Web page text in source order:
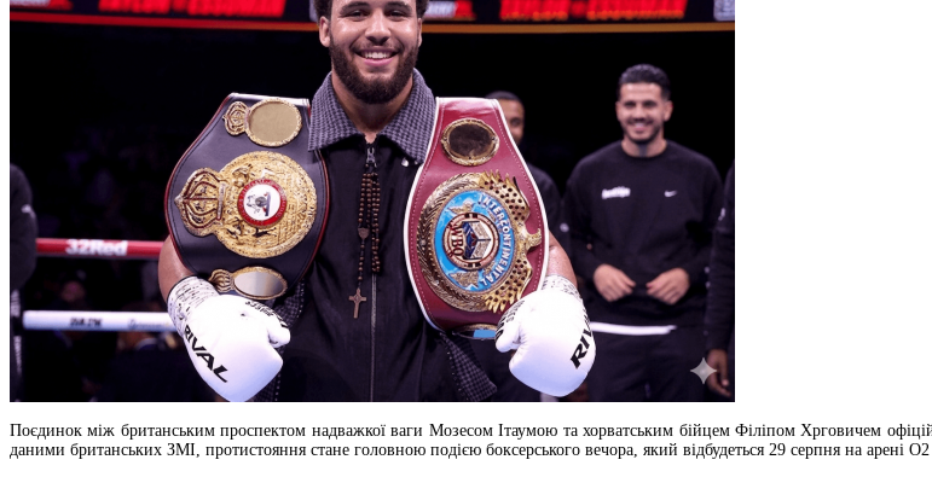
Поєдинок між британським проспектом надважкої ваги Мозесом Ітаумою та хорватським бійцем Філіпом Хрговичем
даними британських ЗМІ, протистояння стане головною подією боксерського вечора, який відбудеться 29 серпня на арені